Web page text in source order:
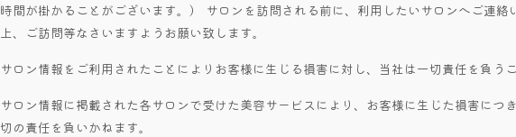
時間が掛かることがございます。） サロンを訪問される前に、利用したいサロンへご連絡
上、ご訪問等なさいますようお願い致します。
サロン情報をご利用されたことによりお客様に生じる損害に対し、当社は一切責任を負うこ
サロン情報に掲載された各サロンで受けた美容サービスにより、お客様に生じた損害につ
切の責任を負いかねます。